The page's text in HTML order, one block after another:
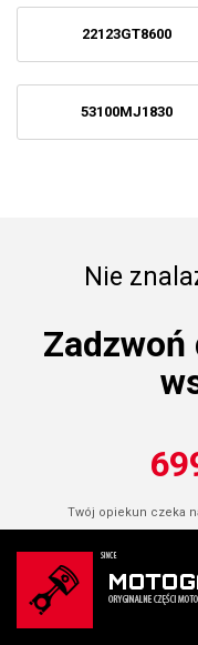
22123GT8600
53100MJ1830
Nie
Zadzwoń
Twój opiekun czeka